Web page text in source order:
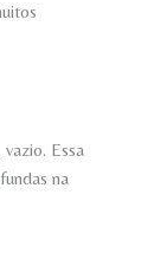
Essa
na